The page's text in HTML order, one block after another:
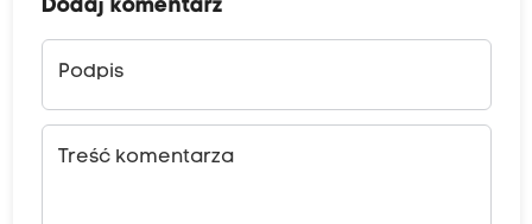
Dodaj komentarz
Podpis
Treść komentarza